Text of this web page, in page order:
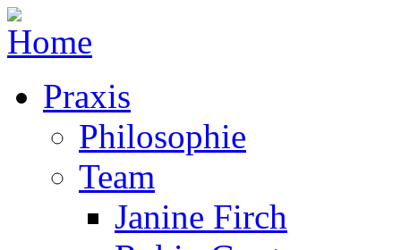
Praxis
Philosophie
Team
Janine Firch